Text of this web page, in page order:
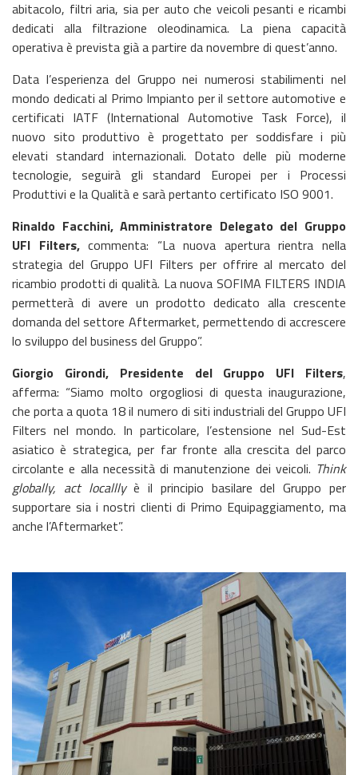
abitacolo, filtri aria, sia per auto che veicoli pesanti e ricambi
dedicati alla filtrazione oleodinamica. La piena capacità
operativa è prevista già a partire da novembre di quest’anno.
Data l’esperienza del Gruppo nei numerosi stabilimenti nel
mondo dedicati al Primo Impianto per il settore automotive e
certificati IATF (International Automotive Task Force), il
nuovo sito produttivo è progettato per soddisfare i più
elevati standard internazionali. Dotato delle più moderne
tecnologie, seguirà gli standard Europei per i Processi
Produttivi e la Qualità e sarà pertanto certificato ISO 9001.
Rinaldo Facchini, Amministratore Delegato del Gruppo
UFI Filters,commenta: “La nuova apertura rientra nella
strategia del Gruppo UFI Filters per offrire al mercato del
ricambio prodotti di qualità. La nuova SOFIMA FILTERS INDIA
permetterà di avere un prodotto dedicato alla crescente
domanda del settore Aftermarket, permettendo di accrescere
lo sviluppo del business del Gruppo”.
Giorgio Girondi, Presidente del Gruppo UFI Filters,
afferma: “Siamo molto orgogliosi di questa inaugurazione,
che porta a quota 18 il numero di siti industriali del Gruppo UFI
Filters nel mondo. In particolare, l’estensione nel Sud-Est
asiatico è strategica, per far fronte alla crescita del parco
circolante e alla necessità di manutenzione dei veicoli. Think
globally, act localllyè il principio basilare del Gruppo per
supportare sia i nostri clienti di Primo Equipaggiamento, ma
anche l’Aftermarket”.